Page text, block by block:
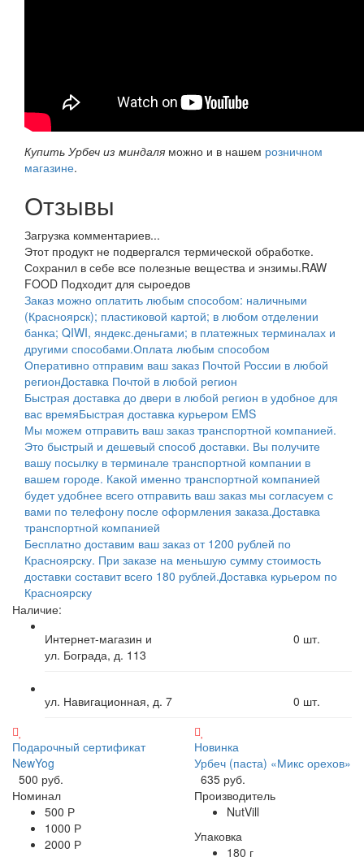
Купить Урбеч из миндаля можно и в нашем розничном
магазине.
Отзывы
Загрузка комментариев...
Этот продукт не подвергался термической обработке.
Сохранил в себе все полезные вещества и энзимы.RAW
FOOD Подходит для сыроедов
Заказ можно оплатить любым способом: наличными
(Красноярск); пластиковой картой; в любом отделении
банка; QIWI, яндекс.деньгами; в платежных терминалах и
другими способами.Оплата любым способом
Оперативно отправим ваш заказ Почтой России в любой
регионДоставка Почтой в любой регион
Быстрая доставка до двери в любой регион в удобное для
вас времяБыстрая доставка курьером EMS
Мы можем отправить ваш заказ транспортной компанией.
Это быстрый и дешевый способ доставки. Вы получите
вашу посылку в терминале транспортной компании в
вашем городе. Какой именно транспортной компанией
будет удобнее всего отправить ваш заказ мы согласуем с
вами по телефону после оформления заказа.Доставка
транспортной компанией
Бесплатно доставим ваш заказ от 1200 рублей по
Красноярску. При заказе на меньшую сумму стоимость
доставки составит всего 180 рублей.Доставка курьером по
Красноярску
Наличие:
Интернет-магазин и
ул. Бограда, д. 113
0 шт.
ул. Навигационная, д. 7 0 шт.
Подарочный сертификат
NewYog
500 руб.
Номинал
500 Р
1000 Р
2000 Р
Новинка
Урбеч (паста) «Микс орехов»
635 руб.
Производитель
NutVill
Упаковка
180 г